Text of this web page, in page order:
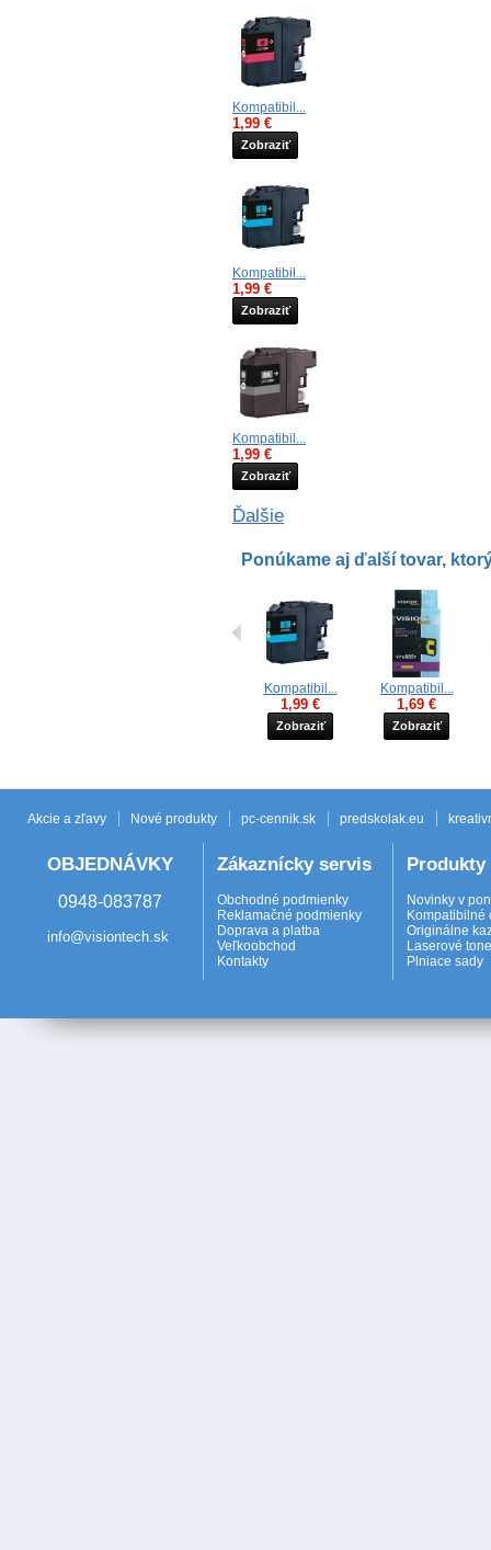
Kompatibil...
1,99 €
Zobraziť
Kompatibil...
1,99 €
Zobraziť
Kompatibil...
1,99 €
Zobraziť
Ďalšie
Ponúkame aj ďalší tovar,
Kompatibil...
1,99 €
Zobraziť
Kompatibil...
1,69 €
Zobraziť
Akcie a zľavy Nové produkty pc-cennik.sk predskolak.eu
OBJEDNÁVKY
0948-083787
info@visiontech.sk
Zákaznícky servis
Obchodné podmienky
Reklamačné podmienky
Doprava a platba
Veľkoobchod
Kontakty
Produkty
Novinky v
Kompatibilné
Originálne
Laserové
Plniace sady